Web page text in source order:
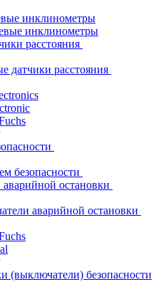
инклинометры
инклинометры
расстояния
датчики расстояния
безопасности
остановки
аварийной остановки
(выключатели) безопасности